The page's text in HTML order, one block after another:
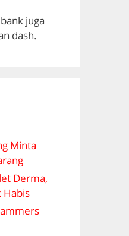
juga
dash.
Minta
Derma,
Habis